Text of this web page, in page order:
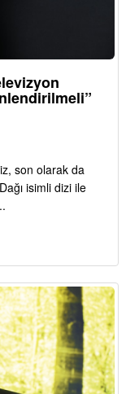
son olarak da
isimli dizi ile